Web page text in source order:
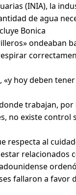
(INIA), la
de agua
Bonica
hoy deben
trabajan,
no existe
respecta al
fallaron a favor